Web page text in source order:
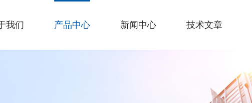
我们 产品中心 新闻中心 技术文章